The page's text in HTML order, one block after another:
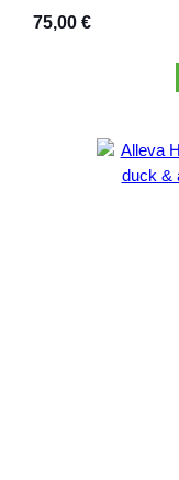
75,00 €